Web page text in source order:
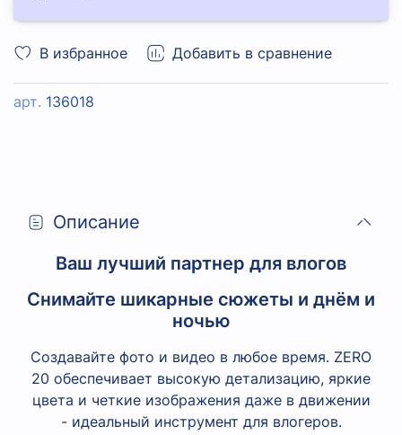
В избранное Добавить в сравнение
арт. 136018
Описание
Ваш лучший партнер для влогов
Снимайте шикарные сюжеты и днём и
ночью
Создавайте фото и видео в любое время. ZERO
20 обеспечивает высокую детализацию, яркие
цвета и четкие изображения даже в движении
- идеальный инструмент для влогеров.